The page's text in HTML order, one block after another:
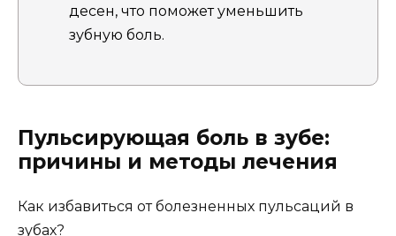
десен, что поможет уменьшить
зубную боль.
Пульсирующая боль в зубе:
причины и методы лечения
Как избавиться от болезненных пульсаций в
зубах?